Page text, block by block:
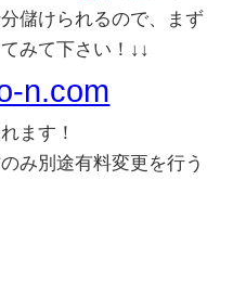
儲けられるので、まず
みて下さい！↓↓
n.com
ます！
み別途有料変更を行う